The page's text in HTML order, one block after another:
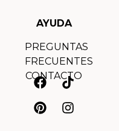
AYUDA
PREGUNTAS
FRECUENTES
CONTACTO